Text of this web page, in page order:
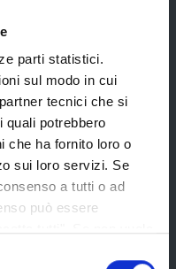
parti statistici.
sul modo in cui
tecnici che si
quali potrebbero
che ha fornito loro o
sui loro servizi. Se
a tutti o ad
può essere